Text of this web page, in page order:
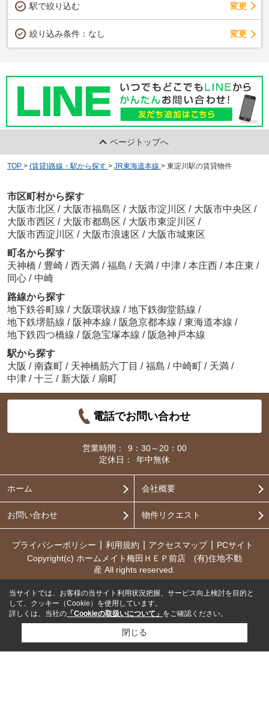
駅で絞り込む 変更
絞り込み条件： なし 変更
ページトップへ
TOP > (賃貸)路線・駅から探す > JR東海道本線 > 東淀川駅の賃貸物件
市区町村から探す
大阪市北区 / 大阪市福島区 / 大阪市淀川区 / 大阪市中央区 /
大阪市西区 / 大阪市都島区 / 大阪市東淀川区 /
大阪市西淀川区 / 大阪市浪速区 / 大阪市城東区
町名から探す
天神橋 / 豊崎 / 西天満 / 福島 / 天満 / 中津 / 本庄西 / 本庄東 /
同心 / 中崎
路線から探す
地下鉄谷町線 / 大阪環状線 / 地下鉄御堂筋線 /
地下鉄堺筋線 / 阪神本線 / 阪急京都本線 / 東海道本線 /
地下鉄四つ橋線 / 阪急宝塚本線 / 阪急神戸本線
駅から探す
大阪 / 南森町 / 天神橋筋六丁目 / 福島 / 中崎町 / 天満 /
中津 / 十三 / 新大阪 / 扇町
電話でお問い合わせ
営業時間：
9：30～20：00
定休日：
年中無休
ホーム 会社概要
お問い合わせ 物件リクエスト
プライバシーポリシー 利用規約 アクセスマップ
PCサイト
Copyright(c) ホームメイト梅田ＨＥＰ前店 (有)住地不動
産 All rights reserved.
当サイトでは、お客様の当サイト利用状況把握、サービス向上検討を目的と
して、クッキー（Cookie）を使用しています。
詳しくは、当社の 「Cookieの取扱いについて」 をご確認ください。
閉じる